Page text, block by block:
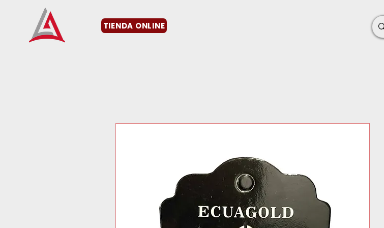
TIENDA ONLINE